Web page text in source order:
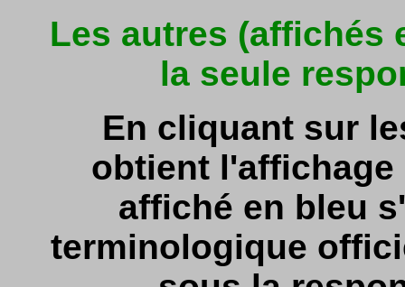
Les autres (affichés
la seule
En cliquant sur
obtient
affiché en bleu
terminologique